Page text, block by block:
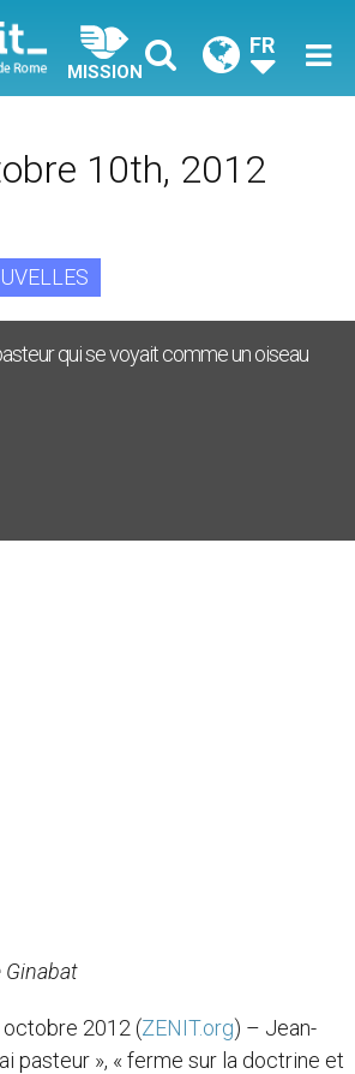
MISSION
FR
10th, 2012
qui se voyait comme un oiseau
Ginabat
octobre 2012 (ZENIT.org) – Jean-
pasteur », « ferme sur la doctrine et